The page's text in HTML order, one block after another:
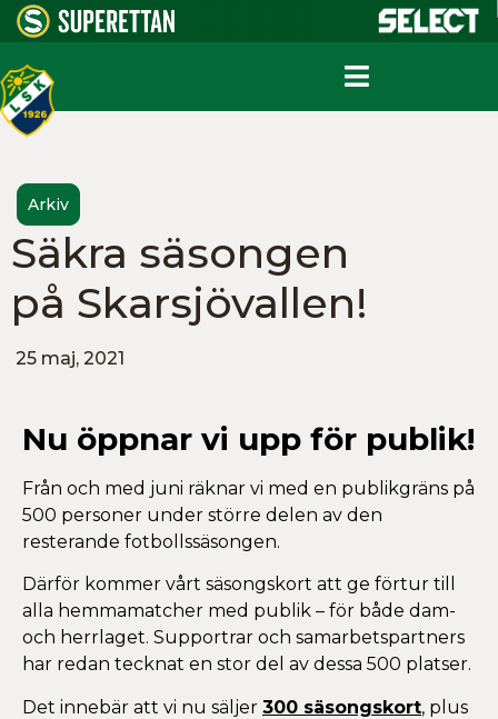
Arkiv
Säkra säsongen
på Skarsjövallen!
25 maj, 2021
Nu öppnar vi upp för publik!
Från och med juni räknar vi med en publikgräns på
500 personer under större delen av den
resterande fotbollssäsongen.
Därför kommer vårt säsongskort att ge förtur till
alla hemmamatcher med publik – för både dam-
och herrlaget. Supportrar och samarbetspartners
har redan tecknat en stor del av dessa 500 platser.
Det innebär att vi nu säljer 300 säsongskort, plus